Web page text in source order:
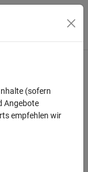
(sofern
Angebote
empfehlen wir